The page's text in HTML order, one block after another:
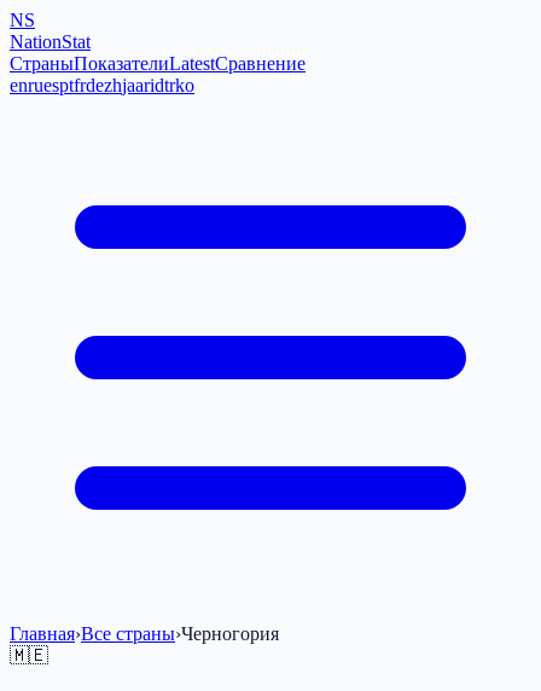
NS
NationStat
СтраныПоказателиLatestСравнение
enruesptfrdezhjaaridtrko
Главная›Все страны›Черногория
🇲🇪